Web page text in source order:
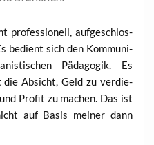
pro­fes­sio­nell, auf­ge­schlos­
bedient sich den Kom­mu­ni­
Päd­ago­gik. Es
die Absicht, Geld zu ver­die­
Pro­fit zu machen. Das ist
auf Basis mei­ner dann